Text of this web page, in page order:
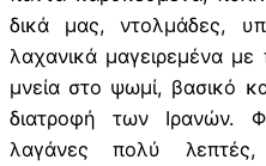
δικά μας, ντολμάδες,
λαχανικά μαγειρεμένα με
μνεία στο ψωμί, βασικό
διατροφή των Ιρανών.
λαγάνες πολύ